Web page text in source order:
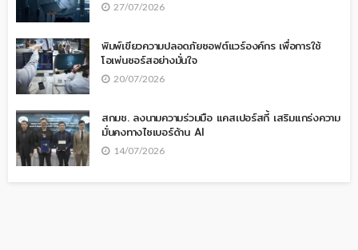
27/07/2026
พิมพ์เขียวความปลอดภัยซอฟต์แวร์องค์กร เพื่อการใช้
โอเพ่นซอร์สอย่างมั่นใจ
20/07/2026
สกมช. ลงนามความร่วมมือ แคสเปอร์สกี้ เสริมแกร่งความ
มั่นคงทางไซเบอร์ด้าน AI
14/07/2026